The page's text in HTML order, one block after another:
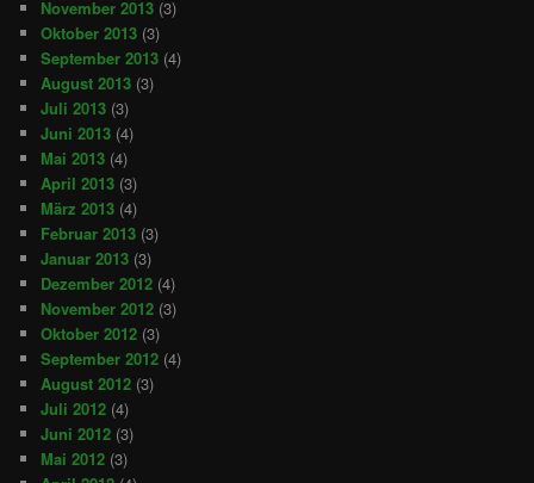
November 2013 (3)
Oktober 2013 (3)
September 2013 (4)
August 2013 (3)
Juli 2013 (3)
Juni 2013 (4)
Mai 2013 (4)
April 2013 (3)
März 2013 (4)
Februar 2013 (3)
Januar 2013 (3)
Dezember 2012 (4)
November 2012 (3)
Oktober 2012 (3)
September 2012 (4)
August 2012 (3)
Juli 2012 (4)
Juni 2012 (3)
Mai 2012 (3)